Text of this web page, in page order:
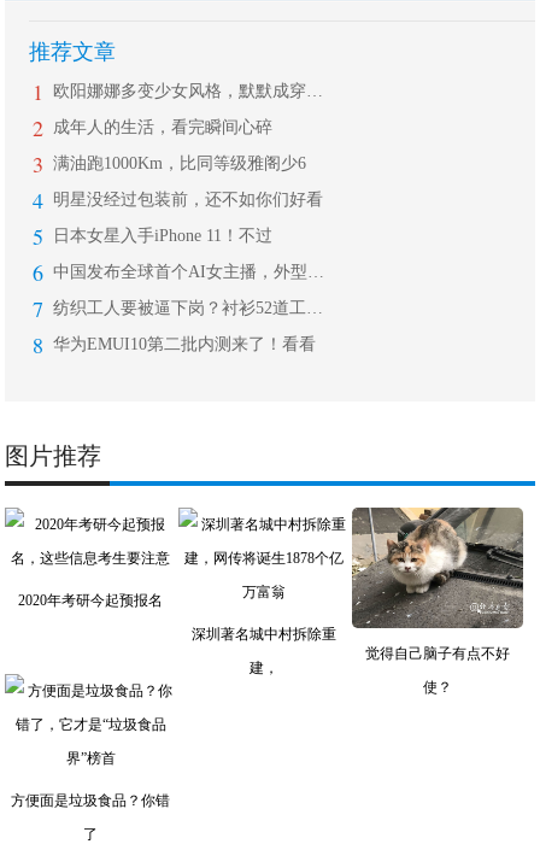
推荐文章
1 欧阳娜娜多变少女风格，默默成穿衣C位
2 成年人的生活，看完瞬间心碎
3 满油跑1000Km，比同等级雅阁少6
4 明星没经过包装前，还不如你们好看
5 日本女星入手iPhone 11！不过
6 中国发布全球首个AI女主播，外型逼真
7 纺织工人要被逼下岗？衬衫52道工序6
8 华为EMUI10第二批内测来了！看看
图片推荐
2020年考研今起预报名
深圳著名城中村拆除重
建，
觉得自己脑子有点不好
使？
方便面是垃圾食品？你错
了